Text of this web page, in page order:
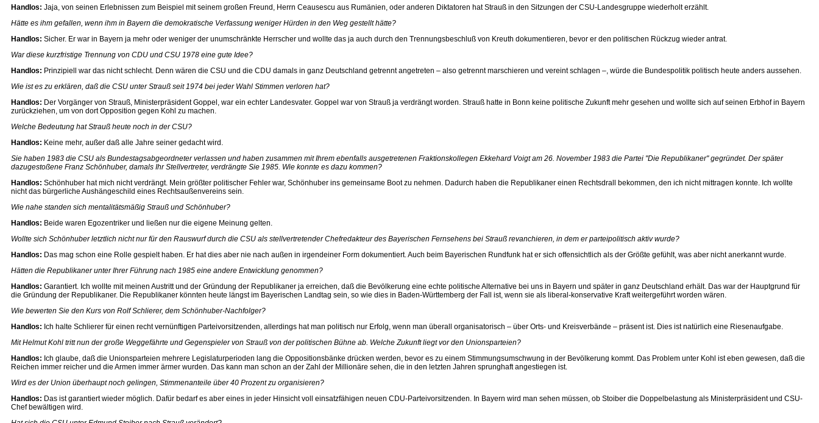
Handlos: Jaja, von seinen Erlebnissen zum Beispiel mit seinem großen Freund, Herrn Ceausescu aus Rumänien, oder anderen Diktatoren hat Strauß in den Sitzungen der CSU-Landesgruppe wiederholt erzählt.
Hätte es ihm gefallen, wenn ihm in Bayern die demokratische Verfassung weniger Hürden in den Weg gestellt hätte?
Handlos: Sicher. Er war in Bayern ja mehr oder weniger der unumschränkte Herrscher und wollte das ja auch durch den Trennungsbeschluß von Kreuth dokumentieren, bevor er den politischen Rückzug wieder antrat.
War diese kurzfristige Trennung von CDU und CSU 1978 eine gute Idee?
Handlos: Prinzipiell war das nicht schlecht. Denn wären die CSU und die CDU damals in ganz Deutschland getrennt angetreten – also getrennt marschieren und vereint schlagen –, würde die Bundespolitik politisch heute anders aussehen.
Wie ist es zu erklären, daß die CSU unter Strauß seit 1974 bei jeder Wahl Stimmen verloren hat?
Handlos: Der Vorgänger von Strauß, Ministerpräsident Goppel, war ein echter Landesvater. Goppel war von Strauß ja verdrängt worden. Strauß hatte in Bonn keine politische Zukunft mehr gesehen und wollte sich auf seinen Erbhof in Bayern
zurückziehen, um von dort Opposition gegen Kohl zu machen.
Welche Bedeutung hat Strauß heute noch in der CSU?
Handlos: Keine mehr, außer daß alle Jahre seiner gedacht wird.
Sie haben 1983 die CSU als Bundestagsabgeordneter verlassen und haben zusammen mit Ihrem ebenfalls ausgetretenen Fraktionskollegen Ekkehard Voigt am 26. November 1983 die Partei "Die Republikaner" gegründet. Der später
dazugestoßene Franz Schönhuber, damals Ihr Stellvertreter, verdrängte Sie 1985. Wie konnte es dazu kommen?
Handlos: Schönhuber hat mich nicht verdrängt. Mein größter politischer Fehler war, Schönhuber ins gemeinsame Boot zu nehmen. Dadurch haben die Republikaner einen Rechtsdrall bekommen, den ich nicht mittragen konnte. Ich wollte
nicht das bürgerliche Aushängeschild eines Rechtsaußenvereins sein.
Wie nahe standen sich mentalitätsmäßig Strauß und Schönhuber?
Handlos: Beide waren Egozentriker und ließen nur die eigene Meinung gelten.
Wollte sich Schönhuber letztlich nicht nur für den Rauswurf durch die CSU als stellvertretender Chefredakteur des Bayerischen Fernsehens bei Strauß revanchieren, in dem er parteipolitisch aktiv wurde?
Handlos: Das mag schon eine Rolle gespielt haben. Er hat dies aber nie nach außen in irgendeiner Form dokumentiert. Auch beim Bayerischen Rundfunk hat er sich offensichtlich als der Größte gefühlt, was aber nicht anerkannt wurde.
Hätten die Republikaner unter Ihrer Führung nach 1985 eine andere Entwicklung genommen?
Handlos: Garantiert. Ich wollte mit meinen Austritt und der Gründung der Republikaner ja erreichen, daß die Bevölkerung eine echte politische Alternative bei uns in Bayern und später in ganz Deutschland erhält. Das war der Hauptgrund für
die Gründung der Republikaner. Die Republikaner könnten heute längst im Bayerischen Landtag sein, so wie dies in Baden-Württemberg der Fall ist, wenn sie als liberal-konservative Kraft weitergeführt worden wären.
Wie bewerten Sie den Kurs von Rolf Schlierer, dem Schönhuber-Nachfolger?
Handlos: Ich halte Schlierer für einen recht vernünftigen Parteivorsitzenden, allerdings hat man politisch nur Erfolg, wenn man überall organisatorisch – über Orts- und Kreisverbände – präsent ist. Dies ist natürlich eine Riesenaufgabe.
Mit Helmut Kohl tritt nun der große Weggefährte und Gegenspieler von Strauß von der politischen Bühne ab. Welche Zukunft liegt vor den Unionsparteien?
Handlos: Ich glaube, daß die Unionsparteien mehrere Legislaturperioden lang die Oppositionsbänke drücken werden, bevor es zu einem Stimmungsumschwung in der Bevölkerung kommt. Das Problem unter Kohl ist eben gewesen, daß die
Reichen immer reicher und die Armen immer ärmer wurden. Das kann man schon an der Zahl der Millionäre sehen, die in den letzten Jahren sprunghaft angestiegen ist.
Wird es der Union überhaupt noch gelingen, Stimmenanteile über 40 Prozent zu organisieren?
Handlos: Das ist garantiert wieder möglich. Dafür bedarf es aber eines in jeder Hinsicht voll einsatzfähigen neuen CDU-Parteivorsitzenden. In Bayern wird man sehen müssen, ob Stoiber die Doppelbelastung als Ministerpräsident und CSU-
Chef bewältigen wird.